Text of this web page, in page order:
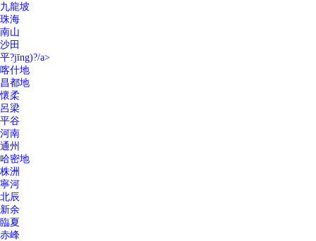
九龍坡
珠海
南山
沙田
平?jīng)?/a>
喀什地
昌都地
懷柔
呂梁
平谷
河南
通州
哈密地
株洲
寧河
北辰
新余
臨夏
赤峰